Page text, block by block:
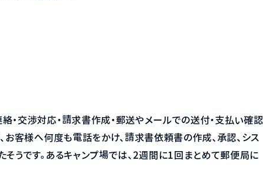
・交渉対応・請求書作成・郵送やメールでの送付・支払い確認
お客様へ何度も電話をかけ、請求書依頼書の作成、承認、シス
うです。あるキャンプ場では、2週間に1回まとめて郵便局に